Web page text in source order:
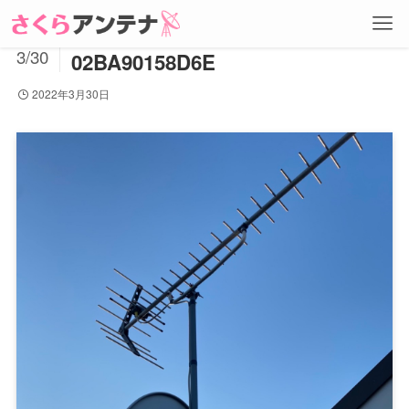
754CA117-EB1E-46AF-812F-
02BA90158D6E
2022
3/30
2022年3月30日